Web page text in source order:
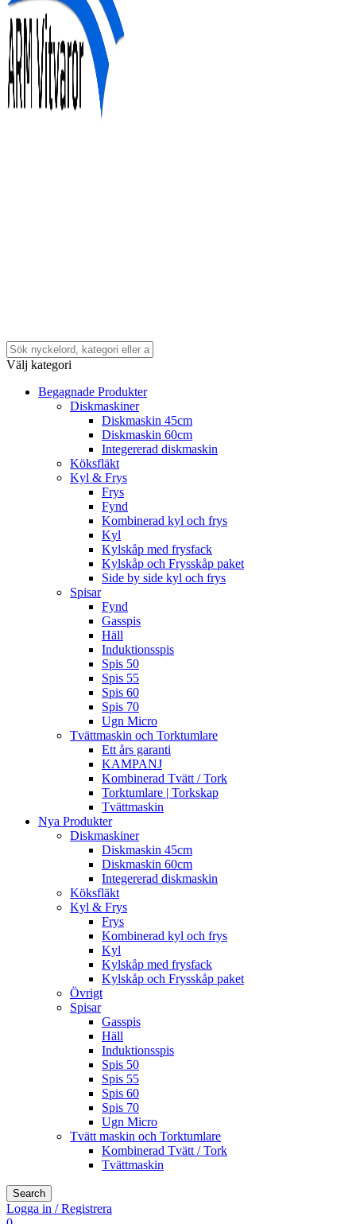
Välj kategori
Begagnade Produkter
Diskmaskiner
Diskmaskin 45cm
Diskmaskin 60cm
Integererad diskmaskin
Köksfläkt
Kyl & Frys
Frys
Fynd
Kombinerad kyl och frys
Kyl
Kylskåp med frysfack
Kylskåp och Frysskåp paket
Side by side kyl och frys
Spisar
Fynd
Gasspis
Häll
Induktionsspis
Spis 50
Spis 55
Spis 60
Spis 70
Ugn Micro
Tvättmaskin och Torktumlare
Ett års garanti
KAMPANJ
Kombinerad Tvätt / Tork
Torktumlare | Torkskap
Tvättmaskin
Nya Produkter
Diskmaskiner
Diskmaskin 45cm
Diskmaskin 60cm
Integererad diskmaskin
Köksfläkt
Kyl & Frys
Frys
Kombinerad kyl och frys
Kyl
Kylskåp med frysfack
Kylskåp och Frysskåp paket
Övrigt
Spisar
Gasspis
Häll
Induktionsspis
Spis 50
Spis 55
Spis 60
Spis 70
Ugn Micro
Tvätt maskin och Torktumlare
Kombinerad Tvätt / Tork
Tvättmaskin
Search
Logga in / Registrera